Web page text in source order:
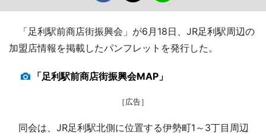
「足利駅前商店街振興会」が6月18日、JR足利駅周辺の
加盟店情報を掲載したパンフレットを発行した。
「足利駅前商店街振興会MAP」
［広告］
同会は、JR足利駅北側に位置する伊勢町1～3丁目周辺